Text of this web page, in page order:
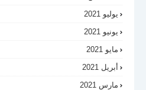
يوليو 2021
يونيو 2021
مايو 2021
أبريل 2021
مارس 2021